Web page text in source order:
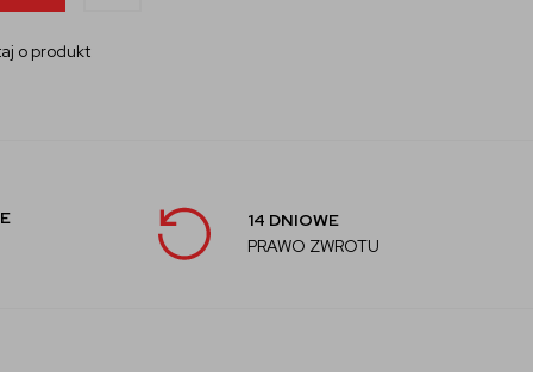
o produkt
14 DNIOWE
PRAWO ZWROTU